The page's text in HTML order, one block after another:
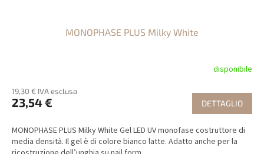
MONOPHASE PLUS Milky White
disponibile
19,30 € IVA esclusa
23,54 € DETTAGLIO
MONOPHASE PLUS Milky White Gel LED UV monofase costruttore di
media densità. Il gel è di colore bianco latte. Adatto anche per la